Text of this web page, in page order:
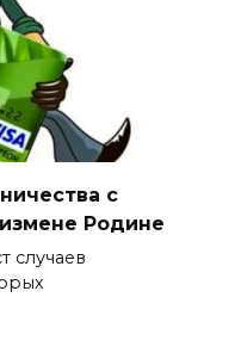
с
Родине
случаев